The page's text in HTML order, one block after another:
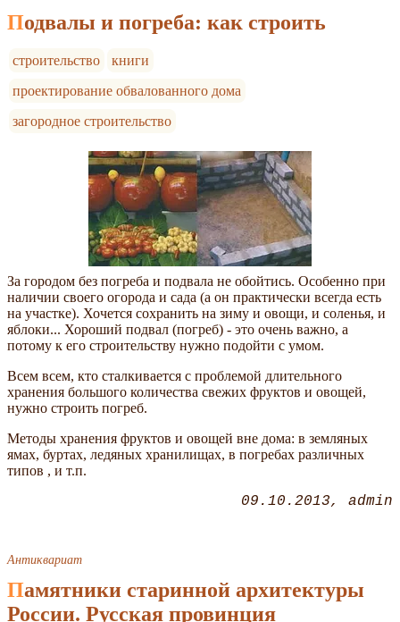
Подвалы и погреба: как строить
строительство
книги
проектирование обвалованного дома
загородное строительство
За городом без погреба и подвала не обойтись. Особенно при
наличии своего огорода и сада (а он практически всегда есть
на участке). Хочется сохранить на зиму и овощи, и соленья, и
яблоки... Хороший подвал (погреб) - это очень важно, а
потому к его строительству нужно подойти с умом.
Всем всем, кто сталкивается с проблемой длительного
хранения большого количества свежих фруктов и овощей,
нужно строить погреб.
Методы хранения фруктов и овощей вне дома: в земляных
ямах, буртах, ледяных хранилищах, в погребах различных
типов , и т.п.
09.10.2013 admin
Антиквариат
Памятники старинной архитектуры
России. Русская провинция